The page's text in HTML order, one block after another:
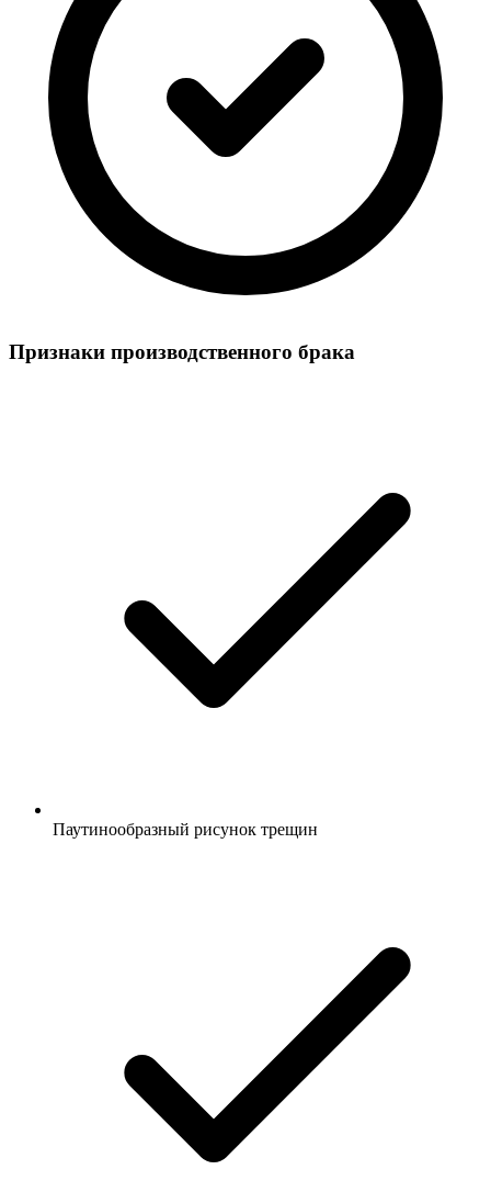
Признаки производственного брака
Паутинообразный рисунок трещин